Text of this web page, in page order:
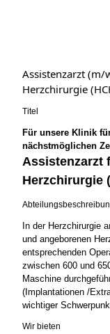
Assistenzarzt
Herzchirurgie
Titel
Für unsere Klinik
nächstmöglichen
Assistenzarzt
Herzchirurgie
In der Herzchirurgie
und angeborenen
entsprechenden
zwischen 600 und
Maschine
(Implantationen /
wichtiger
Wir bieten